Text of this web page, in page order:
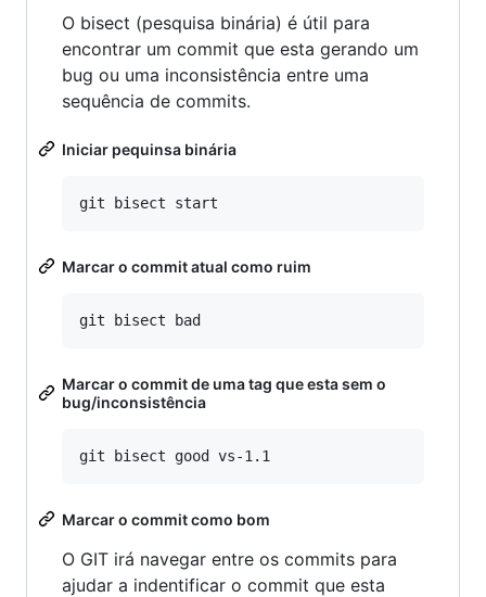
O bisect (pesquisa binária) é útil para
encontrar um commit que esta gerando um
bug ou uma inconsistência entre uma
sequência de commits.
Iniciar pequinsa binária
Marcar o commit atual como ruim
Marcar o commit de uma tag que esta sem o
bug/inconsistência
Marcar o commit como bom
O GIT irá navegar entre os commits para
ajudar a indentificar o commit que esta